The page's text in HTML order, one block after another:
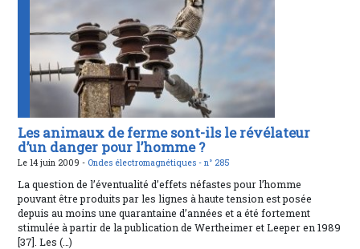
Les animaux de ferme sont-ils le révélateur
d’un danger pour l’homme ?
Le 14 juin 2009 - Ondes électromagnétiques -n° 285
La question de l’éventualité d’effets néfastes pour l’homme
pouvant être produits par les lignes à haute tension est posée
depuis au moins une quarantaine d’années et a été fortement
stimulée à partir de la publication de Wertheimer et Leeper en 1989
[37]. Les (…)